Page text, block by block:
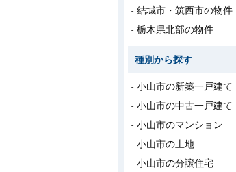
結城市・筑西市の物件
栃木県北部の物件
種別から探す
小山市の新築一戸建て
小山市の中古一戸建て
小山市のマンション
小山市の土地
小山市の分譲住宅